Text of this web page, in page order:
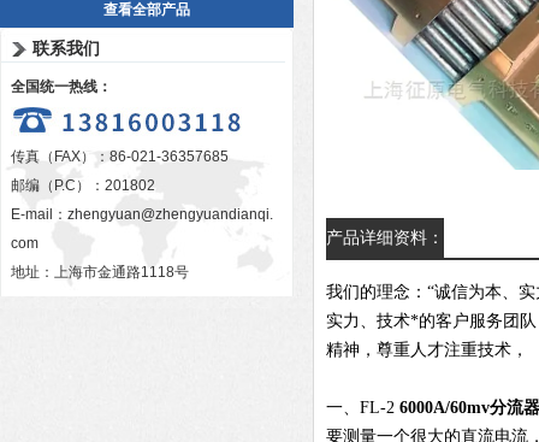
查看全部产品
联系我们
全国统一热线：
传真（FAX）：86-021-36357685
邮编（P.C）：201802
E-mail： zhengyuan@zhengyuandianqi.
com
地址：上海市金通路1118号
产品详细资料：
我们的理念：“诚信为本、
实力、技术*的客户服务团
精神，尊重人才注重技术，
一、FL-2 6000A/60mv分流器
要测量一个很大的直流电流